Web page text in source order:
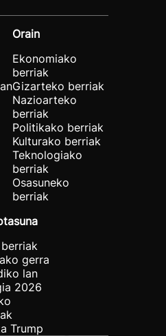
Orain
Ekonomiako
berriak
Gizarteko berriak
Nazioarteko
berriak
Politikako berriak
Kulturako berriak
Teknologiako
berriak
Osasuneko
berriak
gerra
lan
2026
Trump